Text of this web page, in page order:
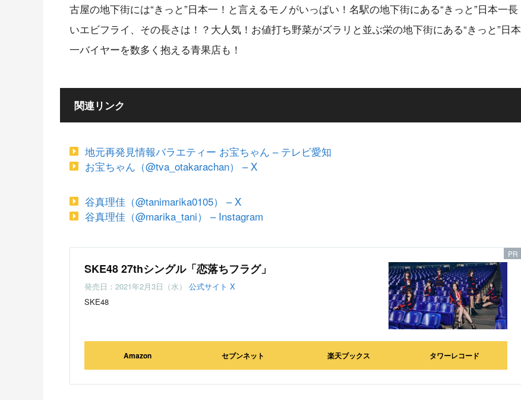
古屋の地下街には“きっと”日本一！と言えるモノがいっぱい！名駅の地下街にある“きっと”日本一長
いエビフライ、その長さは！？大人気！お値打ち野菜がズラリと並ぶ栄の地下街にある“きっと”日本
一バイヤーを数多く抱える青果店も！
関連リンク
地元再発見情報バラエティー お宝ちゃん – テレビ愛知
お宝ちゃん（@tva_otakarachan） – X
谷真理佳（@tanimarika0105） – X
谷真理佳（@marika_tani） – Instagram
SKE48 27thシングル「恋落ちフラグ」
発売日：2021年2月3日（水） 公式サイト X
SKE48
Amazon セブンネット 楽天ブックス タワーレコード